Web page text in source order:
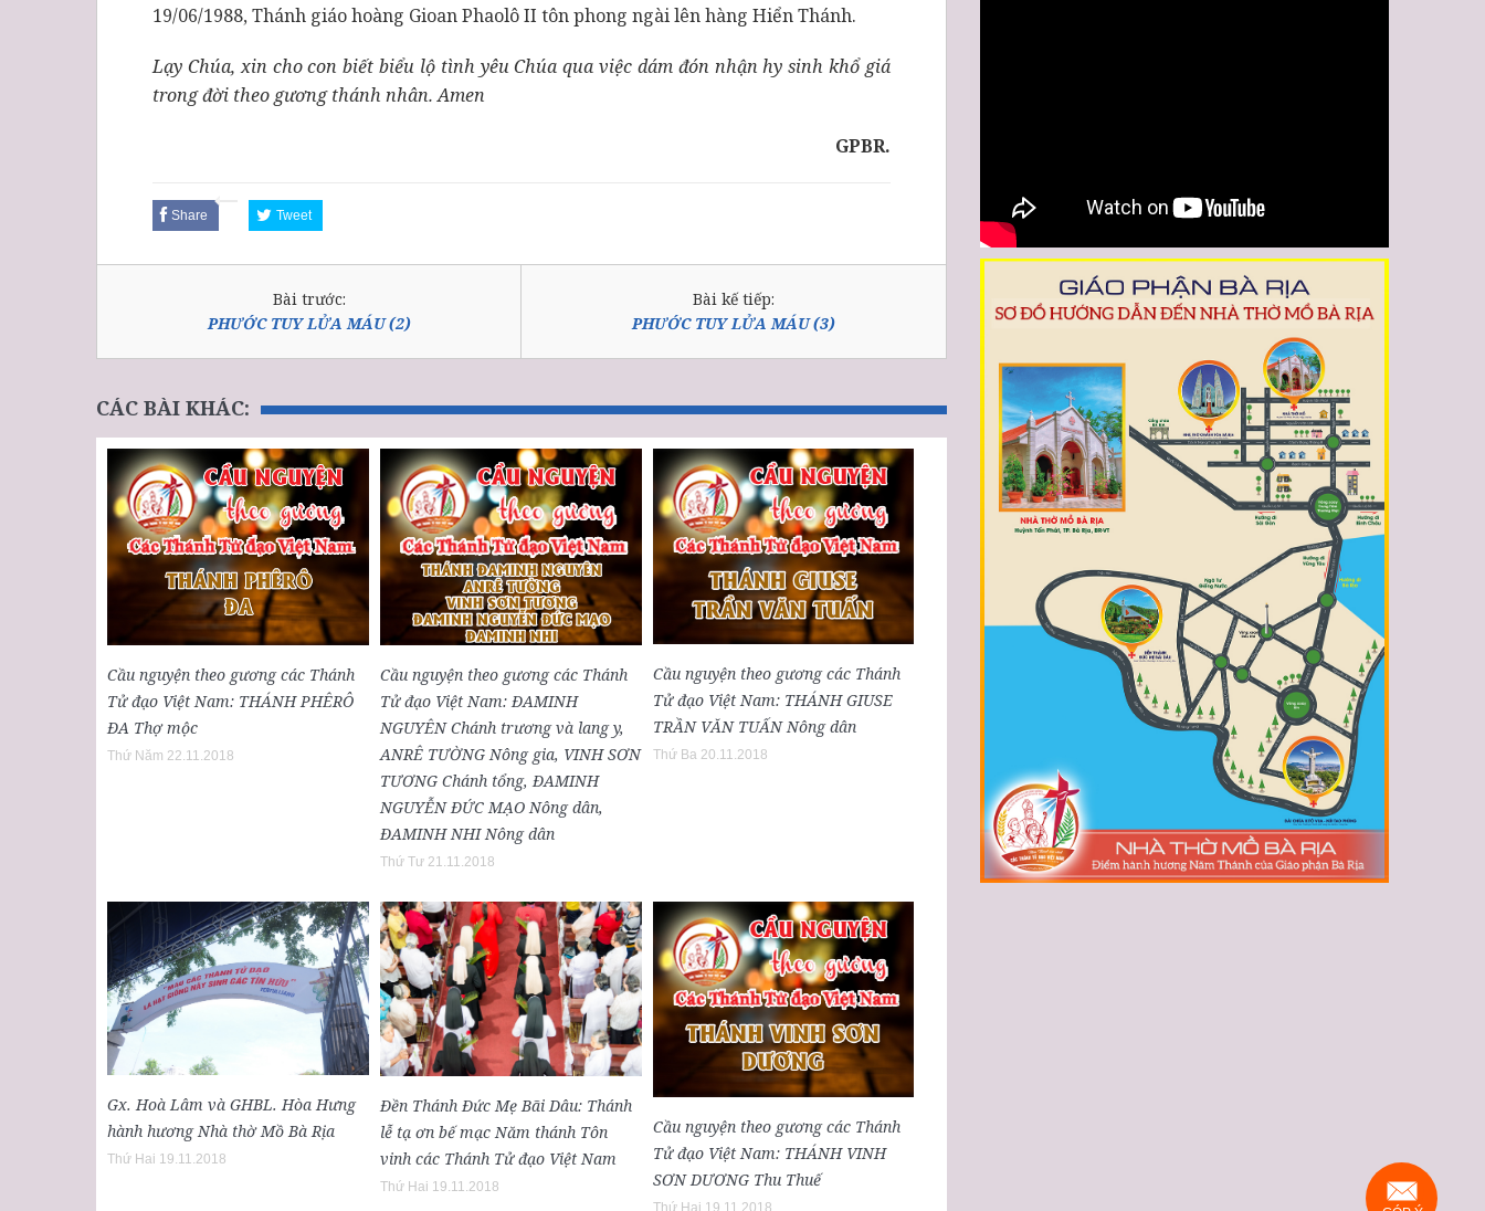
19/06/1988, Thánh giáo hoàng Gioan Phaolô II tôn phong ngài lên hàng Hiển Thánh.
Lạy Chúa, xin cho con biết biểu lộ tình yêu Chúa qua việc dám đón nhận hy sinh khổ giá
trong đời theo gương thánh nhân.Amen
GPBR.
Share Tweet
Bài trước:
PHƯỚC TUY LỬA MÁU (2)
Bài kế tiếp:
PHƯỚC TUY LỬA MÁU (3)
CÁC BÀI KHÁC:
Cầu nguyện theo gương các Thánh
Tử đạo Việt Nam: THÁNH PHÊRÔ
ĐA Thợ mộc
Thứ Năm 22.11.2018
Cầu nguyện theo gương các Thánh
Tử đạo Việt Nam: ĐAMINH
NGUYÊN Chánh trương và lang y,
ANRÊ TƯỜNG Nông gia, VINH SƠN
TƯƠNG Chánh tổng, ĐAMINH
NGUYỄN ĐỨC MẠO Nông dân,
ĐAMINH NHI Nông dân
Thứ Tư 21.11.2018
Cầu nguyện theo gương các Thánh
Tử đạo Việt Nam: THÁNH GIUSE
TRẦN VĂN TUẤN Nông dân
Thứ Ba 20.11.2018
Gx. Hoà Lâm và GHBL. Hòa Hưng
hành hương Nhà thờ Mồ Bà Rịa
Thứ Hai 19.11.2018
Đền Thánh Đức Mẹ Bãi Dâu: Thánh
lễ tạ ơn bế mạc Năm thánh Tôn
vinh các Thánh Tử đạo Việt Nam
Thứ Hai 19.11.2018
Cầu nguyện theo gương các Thánh
Tử đạo Việt Nam: THÁNH VINH
SƠN DƯƠNG Thu Thuế